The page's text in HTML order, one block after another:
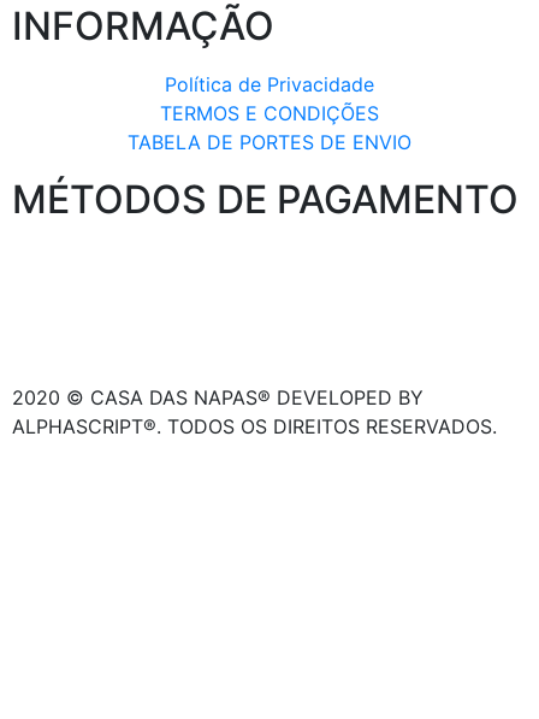
INFORMAÇÃO
Política de Privacidade
TERMOS E CONDIÇÕES
TABELA DE PORTES DE ENVIO
MÉTODOS DE PAGAMENTO
2020 © CASA DAS NAPAS® DEVELOPED BY
ALPHASCRIPT®. TODOS OS DIREITOS RESERVADOS.